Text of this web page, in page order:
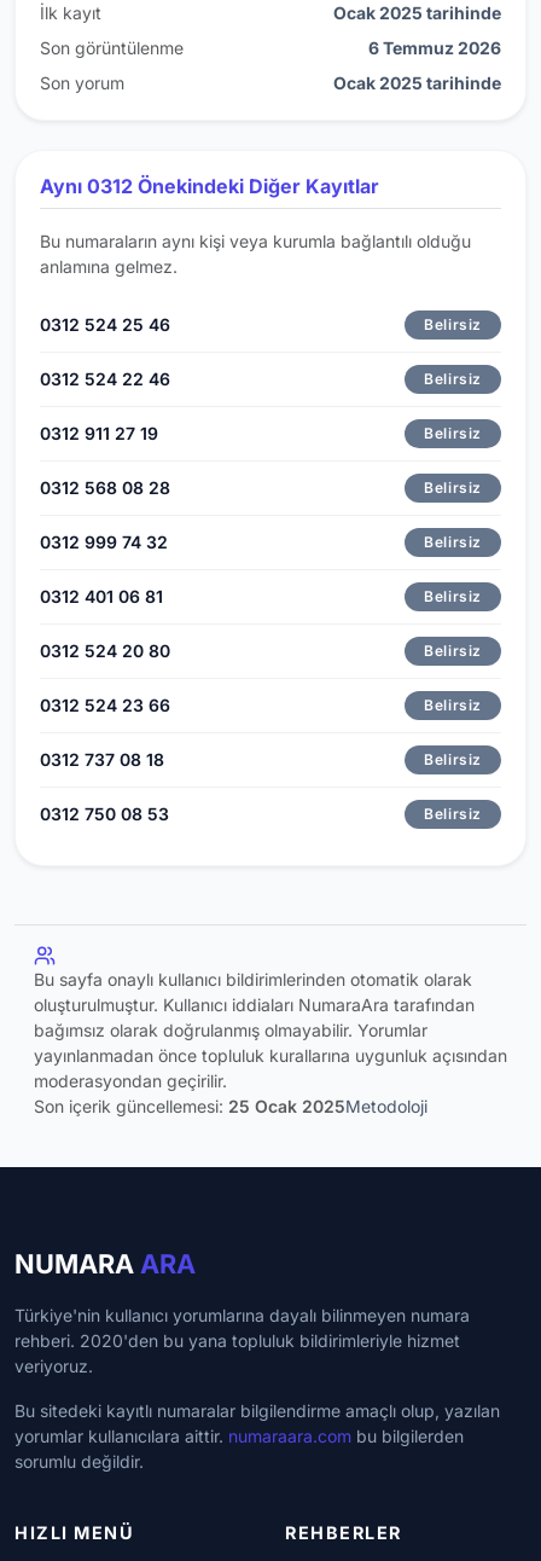
İlk kayıt
Ocak 2025 tarihinde
Son görüntülenme
6 Temmuz 2026
Son yorum
Ocak 2025 tarihinde
Aynı 0312 Önekindeki Diğer Kayıtlar
Bu numaraların aynı kişi veya kurumla bağlantılı olduğu
anlamına gelmez.
0312 524 25 46 Belirsiz
0312 524 22 46 Belirsiz
0312 911 27 19 Belirsiz
0312 568 08 28 Belirsiz
0312 999 74 32 Belirsiz
0312 401 06 81 Belirsiz
0312 524 20 80 Belirsiz
0312 524 23 66 Belirsiz
0312 737 08 18 Belirsiz
0312 750 08 53 Belirsiz
Bu sayfa onaylı kullanıcı bildirimlerinden otomatik olarak
oluşturulmuştur. Kullanıcı iddiaları NumaraAra tarafından
bağımsız olarak doğrulanmış olmayabilir. Yorumlar
yayınlanmadan önce topluluk kurallarına uygunluk açısından
moderasyondan geçirilir.
Son içerik güncellemesi: 25 Ocak 2025Metodoloji
NUMARA ARA
Türkiye'nin kullanıcı yorumlarına dayalı bilinmeyen numara
rehberi. 2020'den bu yana topluluk bildirimleriyle hizmet
veriyoruz.
Bu sitedeki kayıtlı numaralar bilgilendirme amaçlı olup, yazılan
yorumlar kullanıcılara aittir. numaraara.com bu bilgilerden
sorumlu değildir.
HIZLI MENÜ REHBERLER